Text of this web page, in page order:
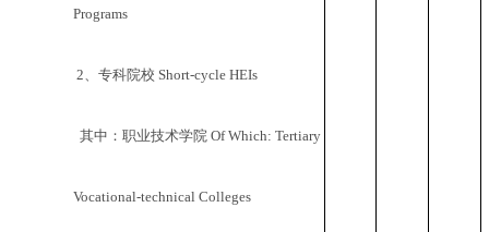
Programs
2、专科院校 Short-cycle HEIs
其中：职业技术学院 Of Which: Tertiary
Vocational-technical Colleges